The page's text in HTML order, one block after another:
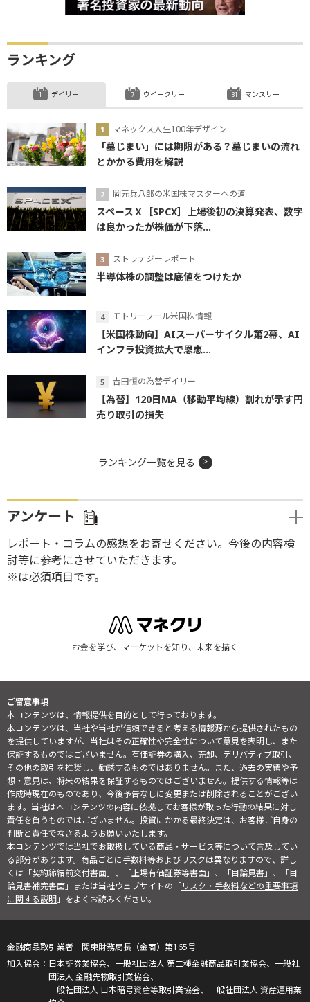
ランキング
デイリー
マネックス人生100年デザイン
「墓じまい」には期限がある？墓じまいの流れ
とかかる費用を解説
岡元兵八郎の米国株マスターへの道
スペースＸ［SPCX］上場後初の決算発表、数字
は良かったが株価が下落...
ストラテジーレポート
半導体株の調整は底値をつけたか
モトリーフール米国株情報
【米国株動向】AIスーパーサイクル第2幕、AI
インフラ投資拡大で恩恵...
吉田恒の為替デイリー
【為替】120日MA（移動平均線）割れが示す円
売り取引の損失
ウイークリー マンスリー
ランキング一覧を見る
アンケート
レポート・コラムの感想をお寄せください。今後の内容検
討等に参考にさせていただきます。
※は必須項目です。
お金を学び、マーケットを知り、未来を描く
ご留意事項
本コンテンツは、情報提供を目的として行っております。
本コンテンツは、当社や当社が信頼できると考える情報源から提供されたもの
を提供していますが、当社はその正確性や完全性について意見を表明し、また
保証するものではございません。有価証券の購入、売却、デリバティブ取引、
その他の取引を推奨し、勧誘するものではありません。また、過去の実績や予
想・意見は、将来の結果を保証するものではございません。提供する情報等は
作成時現在のものであり、今後予告なしに変更または削除されることがござい
ます。当社は本コンテンツの内容に依拠してお客様が取った行動の結果に対し
責任を負うものではございません。投資にかかる最終決定は、お客様ご自身の
判断と責任でなさるようお願いいたします。
本コンテンツでは当社でお取扱している商品・サービス等について言及してい
る部分があります。商品ごとに手数料等およびリスクは異なりますので、詳し
くは「契約締結前交付書面」、「上場有価証券等書面」、「目論見書」、「目
論見書補完書面」または当社ウェブサイトの「リスク・手数料などの重要事項
に関する説明」をよくお読みください。
金融商品取引業者 関東財務局長（金商）第165号
日本証券業協会、一般社団法人 第二種金融商品取引業協会、一般社
団法人 金融先物取引業協会、
一般社団法人 日本暗号資産等取引業協会、一般社団法人 資産運用業